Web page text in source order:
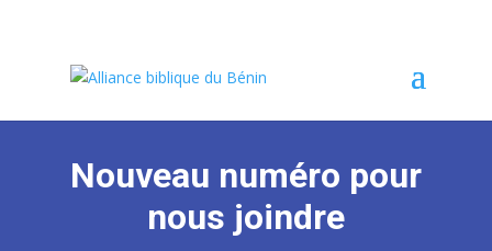
Nouveau numéro pour
nous joindre